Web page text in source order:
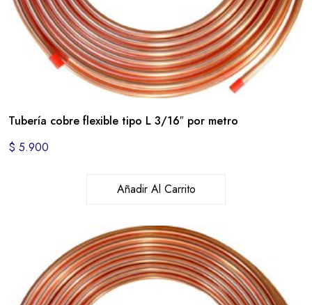
Tubería cobre flexible tipo L 3/16″ por metro
$ 5.900
Añadir Al Carrito